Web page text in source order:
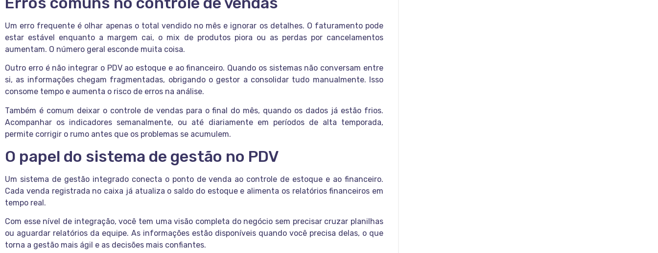
Um erro frequente é olhar apenas o total vendido no mês e ignorar os detalhes. O faturamento pode
estar estável enquanto a margem cai, o mix de produtos piora ou as perdas por cancelamentos
aumentam. O número geral esconde muita coisa.
Outro erro é não integrar o PDV ao estoque e ao financeiro. Quando os sistemas não conversam entre
si, as informações chegam fragmentadas, obrigando o gestor a consolidar tudo manualmente. Isso
consome tempo e aumenta o risco de erros na análise.
Também é comum deixar o controle de vendas para o final do mês, quando os dados já estão frios.
Acompanhar os indicadores semanalmente, ou até diariamente em períodos de alta temporada,
permite corrigir o rumo antes que os problemas se acumulem.
O papel do sistema de gestão no PDV
Um sistema de gestão integrado conecta o ponto de venda ao controle de estoque e ao financeiro.
Cada venda registrada no caixa já atualiza o saldo do estoque e alimenta os relatórios financeiros em
tempo real.
Com esse nível de integração, você tem uma visão completa do negócio sem precisar cruzar planilhas
ou aguardar relatórios da equipe. As informações estão disponíveis quando você precisa delas, o que
torna a gestão mais ágil e as decisões mais confiantes.